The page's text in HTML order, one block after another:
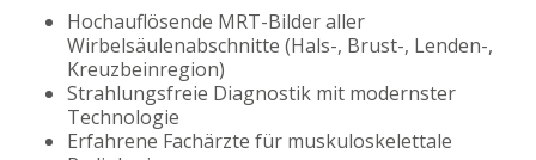
Hochauflösende MRT-Bilder aller
Wirbelsäulenabschnitte (Hals-, Brust-, Lenden-,
Kreuzbeinregion)
Strahlungsfreie Diagnostik mit modernster
Technologie
Erfahrene Fachärzte für muskuloskelettale